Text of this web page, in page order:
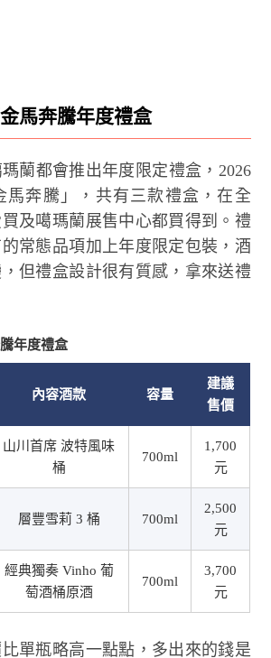
馬奔騰年度禮盒
蘭都會推出年度限定禮盒，2026
馬奔騰」，共有三款禮盒，在全
及噶瑪蘭展售中心都買得到。禮
常態品項加上年度限定包裝，酒
但禮盒設計很有質感，拿來送禮
年度禮盒
內容酒款 容量
建議
售價
山川首席 波特風味
桶
700ml
1,700
元
層豐雪莉 3 桶 700ml
2,500
元
經典獨奏 Vinho 葡
萄酒桶原酒
700ml
3,700
元
單瓶略高一點點，多出來的錢是